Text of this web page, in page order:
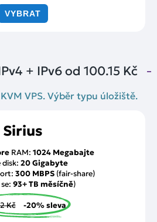
VYBRAT
+ IPv6 od 100.15 Kč
VPS. Výběr typu úložiště.
Sirius
RAM: 1024 Megabajte
disk: 20 Gigabyte
300 MBPS (fair-share)
93+ TB měsíčně)
Kč -20% sleva